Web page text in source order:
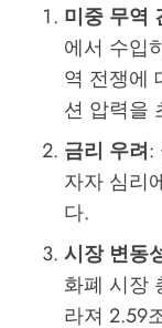
미중 무역
에서 수입
역 전쟁에
션 압력을
금리 우려:
자자 심리
다.
시장 변동
화폐 시장
라져 2.59